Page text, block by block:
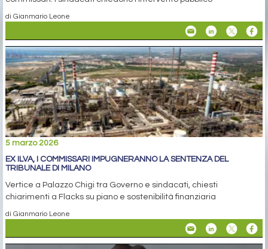
di Gianmario Leone
5 marzo 2026
EX ILVA, I COMMISSARI IMPUGNERANNO LA SENTENZA DEL
TRIBUNALE DI MILANO
Vertice a Palazzo Chigi tra Governo e sindacati, chiesti
chiarimenti a Flacks su piano e sostenibilità finanziaria
di Gianmario Leone